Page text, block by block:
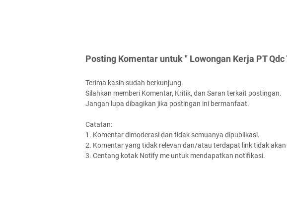
Posting Komentar untuk " Lowongan Kerja PT
Terima kasih sudah berkunjung.
Silahkan memberi Komentar, Kritik, dan Saran terkait postingan.
Jangan lupa dibagikan jika postingan ini bermanfaat.
Catatan:
1. Komentar dimoderasi dan tidak semuanya dipublikasi.
2. Komentar yang tidak relevan dan/atau terdapat link tidak
3. Centang kotak Notify me untuk mendapatkan notifikasi.